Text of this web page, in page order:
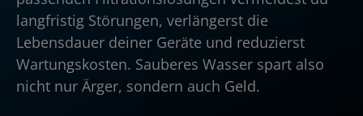
langfristig Störungen, verlängerst die
Lebensdauer deiner Geräte und reduzierst
Wartungskosten. Sauberes Wasser spart also
nicht nur Ärger, sondern auch Geld.